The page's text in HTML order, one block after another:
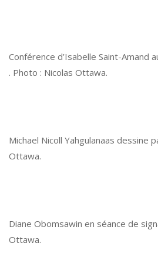
Conférence d’Isabelle Saint-Amand
. Photo : Nicolas Ottawa.
Michael Nicoll Yahgulanaas dessine
Ottawa.
Diane Obomsawin en séance de
Ottawa.